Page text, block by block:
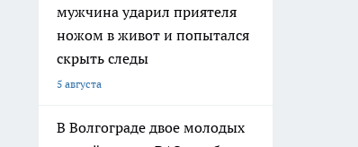
мужчина ударил приятеля
ножом в живот и попытался
скрыть следы
5 августа
В Волгограде двое молодых